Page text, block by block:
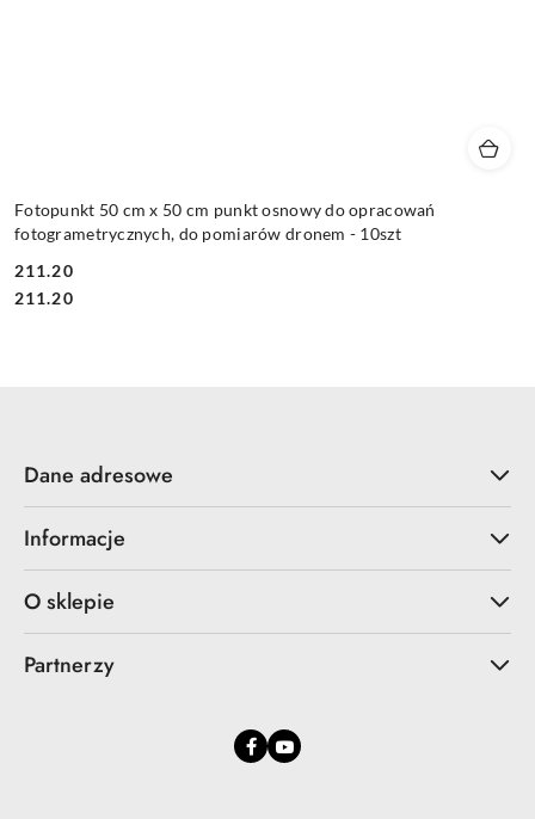
Fotopunkt 50 cm x 50 cm punkt osnowy do opracowań
fotogrametrycznych, do pomiarów dronem - 10szt
Cena:
211.20
Cena:
211.20
Dane adresowe
Informacje
O sklepie
Partnerzy